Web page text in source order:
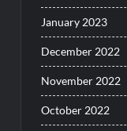
January 2023
December 2022
November 2022
October 2022